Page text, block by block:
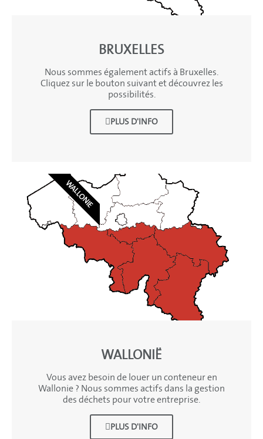
BRUXELLES
Nous sommes également actifs à Bruxelles.
Cliquez sur le bouton suivant et découvrez les
possibilités.
PLUS D'INFO
WALLONIË
Vous avez besoin de louer un conteneur en
Wallonie ? Nous sommes actifs dans la gestion
des déchets pour votre entreprise.
PLUS D'INFO
WALLONIE